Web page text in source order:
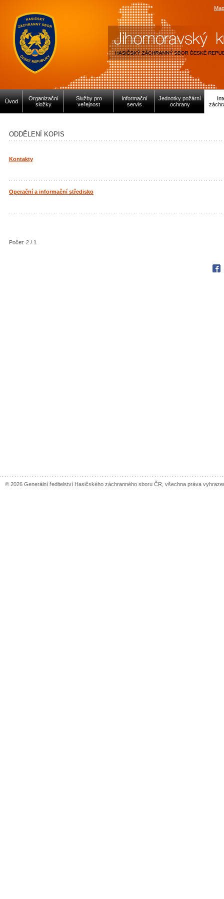
Úvod
Organizační
složky
Služby pro
veřejnost
Informační
servis
Jednotky požární
ochrany
ODDĚLENÍ KOPIS
Kontakty
Operační a informační středisko
Počet: 2 / 1
© 2026 Generální ředitelství Hasičského záchranného sboru ČR, všechna práva